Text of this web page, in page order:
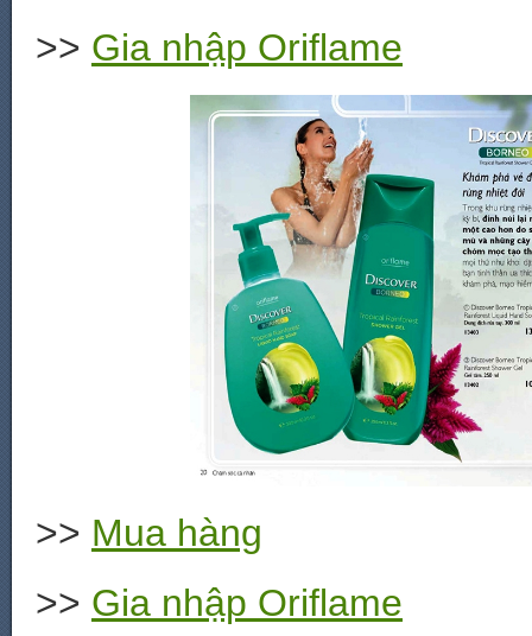
>> Gia nhập Oriflame
>> Mua hàng
>> Gia nhập Oriflame